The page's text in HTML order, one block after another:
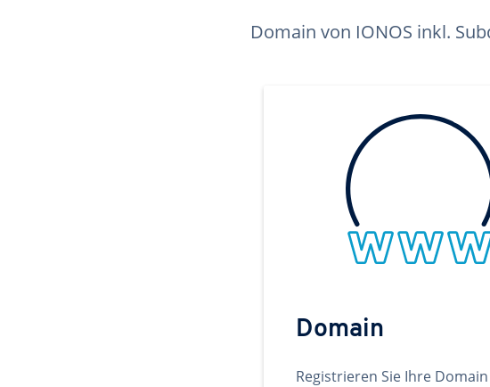
Domain von IONOS inkl.
Domain
Registrieren Sie Ihre